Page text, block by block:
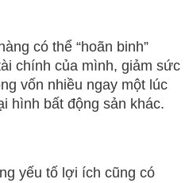
có thể “hoãn binh”
chính của mình, giảm sức
vốn nhiều ngay một lúc
hình bất động sản khác.
yếu tố lợi ích cũng có